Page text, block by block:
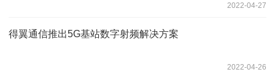
2022-04-27
得翼通信推出5G基站数字射频解决方案
2022-04-26